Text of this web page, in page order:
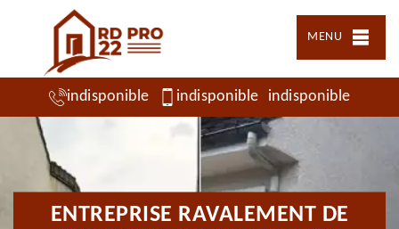
MENU
indisponible indisponible indisponible
ENTREPRISE RAVALEMENT DE